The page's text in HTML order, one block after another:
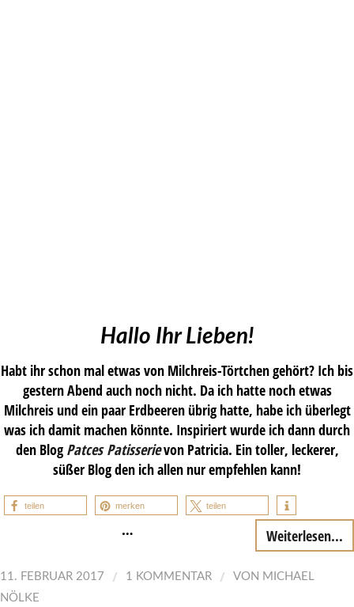
Hallo Ihr Lieben!
Habt ihr schon mal etwas von Milchreis-Törtchen gehört? Ich bis
gestern Abend auch noch nicht. Da ich hatte noch etwas
Milchreis und ein paar Erdbeeren übrig hatte, habe ich überlegt
was ich damit machen könnte. Inspiriert wurde ich dann durch
den Blog Patces Patisserievon Patricia. Ein toller, leckerer,
süßer Blog den ich allen nur empfehlen kann!
teilen merken teilen
… Weiterlesen...
11. FEBRUAR 2017 / 1 KOMMENTAR / VON MICHAEL
NÖLKE